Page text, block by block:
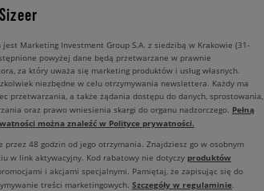
Marketing Investment Group S.A. z siedzibą w Krakowie (31-
powyżej dane będą przetwarzane w prawnie
za który uważa się marketing produktów i usług własnych.
niezbędne w celu otrzymywania newslettera. Każdy ma
przetwarzania, a także żądania dostępu do danych, sprostowania,
oraz prawo wniesienia skargi do organu nadzorczego. Pełną
można znaleźć w Polityce prywatności.
48 godzin od jego otrzymania. Znajdziesz go w osobnym
w link aktywacyjny. Kod rabatowy nie dotyczy produktów
i akcjami specjalnymi. Pamiętaj, że zapisując się do
treści marketingowych. Szczegóły w regulaminie.